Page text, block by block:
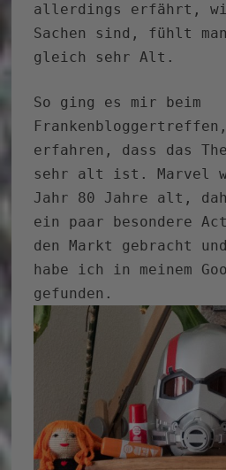
allerdings erfährt,
Sachen sind, fühlt
gleich sehr Alt.
So ging es mir beim
erfahren, dass das
sehr alt ist. Marvel
Jahr 80 Jahre alt,
ein paar besondere
den Markt gebracht
habe ich in meinem
gefunden.